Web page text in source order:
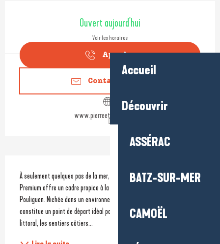
Accueil
Découvrir
ASSÉRAC
BATZ-SUR-MER
CAMOËL
Ouverture et coordonnées
Ouvert aujourd'hui
Voir les horaires
Appeler
Contactez-nous
www.pierreetvacances.com
Description
À seulement quelques pas de la mer, la résidence Pierre & Vacances
Premium offre un cadre propice à la détente sur la côte sauvage du
Pouliguen. Nichée dans un environnement calme et ressourçant, elle
constitue un point de départ idéal pour découvrir les paysages du
littoral, les sentiers côtiers...